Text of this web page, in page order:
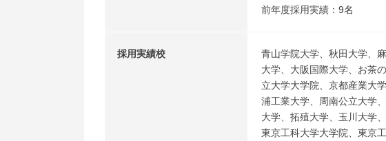
前年度採用実績：9名
採用実績校
青山学院大学、秋田大学、
大学、大阪国際大学、お茶
立大学大学院、京都産業大
浦工業大学、周南公立大学
大学、拓殖大学、玉川大学
東京工科大学大学院、東京